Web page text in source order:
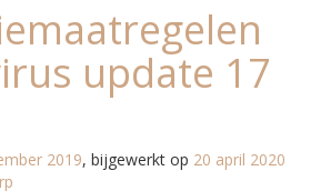
update 17
2019, bijgewerkt op 20 april 2020